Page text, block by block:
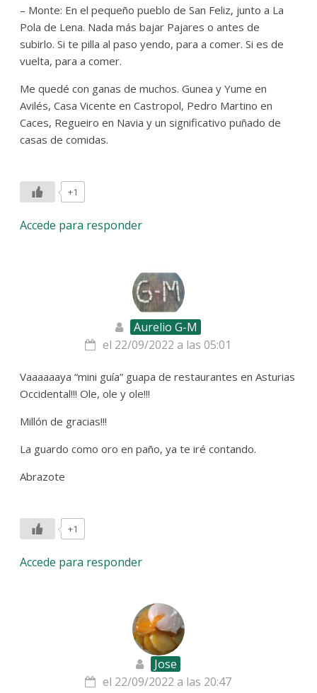
– Monte: En el pequeño pueblo de San Feliz, junto a La
Pola de Lena. Nada más bajar Pajares o antes de
subirlo. Si te pilla al paso yendo, para a comer. Si es de
vuelta, para a comer.
Me quedé con ganas de muchos. Gunea y Yume en
Avilés, Casa Vicente en Castropol, Pedro Martino en
Caces, Regueiro en Navia y un significativo puñado de
casas de comidas.
+1
Accede para responder
Aurelio G-M
el 22/09/2022 a las 05:01
Vaaaaaaya “mini guía” guapa de restaurantes en Asturias
Occidental!!! Ole, ole y ole!!!
Millón de gracias!!!
La guardo como oro en paño, ya te iré contando.
Abrazote
+1
Accede para responder
Jose
el 22/09/2022 a las 20:47